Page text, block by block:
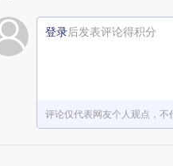
登录后发表评论得积分
评论仅代表网友个人观点，不